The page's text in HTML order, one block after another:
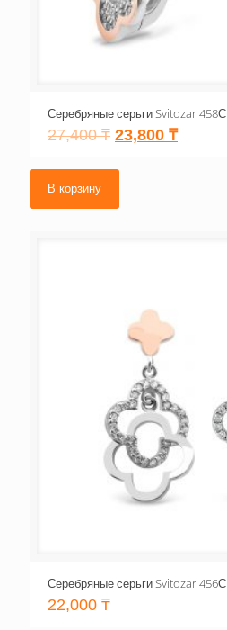
Серебряные серьги Svitozar 458С
27,400₸ 23,800 ₸
В корзину
Серебряные серьги Svitozar 456С
22,000 ₸